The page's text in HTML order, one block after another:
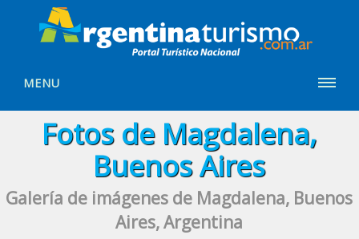
MENU
Fotos de Magdalena,
Buenos Aires
Galería de imágenes de Magdalena, Buenos
Aires, Argentina